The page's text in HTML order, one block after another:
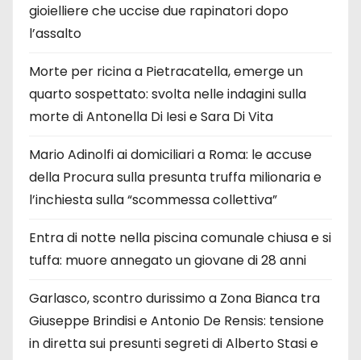
gioielliere che uccise due rapinatori dopo
l’assalto
Morte per ricina a Pietracatella, emerge un
quarto sospettato: svolta nelle indagini sulla
morte di Antonella Di Iesi e Sara Di Vita
Mario Adinolfi ai domiciliari a Roma: le accuse
della Procura sulla presunta truffa milionaria e
l’inchiesta sulla “scommessa collettiva”
Entra di notte nella piscina comunale chiusa e si
tuffa: muore annegato un giovane di 28 anni
Garlasco, scontro durissimo a Zona Bianca tra
Giuseppe Brindisi e Antonio De Rensis: tensione
in diretta sui presunti segreti di Alberto Stasi e